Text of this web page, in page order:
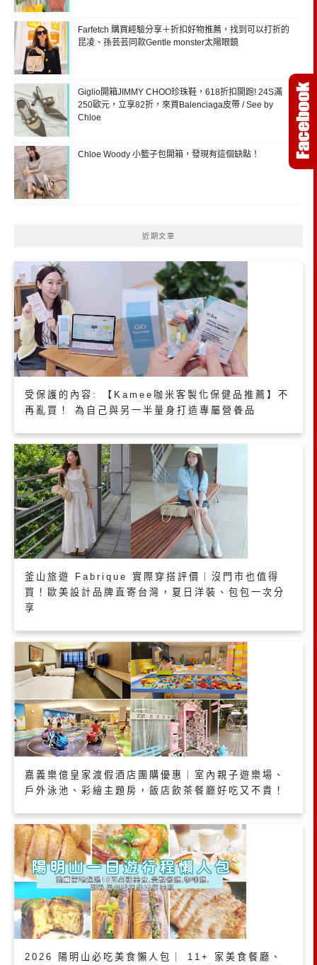
Farfetch 購買經驗分享＋折扣好物推薦，找到可以打折的
昆凌、孫芸芸同款Gentle monster太陽眼鏡
Giglio開箱JIMMY CHOO珍珠鞋，618折扣開跑! 24S滿
250歐元，立享82折，來買Balenciaga皮帶 / See by
Chloe
Chloe Woody 小籃子包開箱，發現有這個缺點！
近期文章
受保護的內容: 【Kamee咖米客製化保健品推薦】不
再亂買！ 為自己與另一半量身打造專屬營養品
釜山旅遊 Fabrique 實際穿搭評價｜沒門市也值得
買！歐美設計品牌直寄台灣，夏日洋裝、包包一次分
享
嘉義樂億皇家渡假酒店團購優惠｜室內親子遊樂場、
戶外泳池、彩繪主題房，飯店飲茶餐廳好吃又不貴！
2026 陽明山必吃美食懶人包｜ 11+ 家美食餐廳、